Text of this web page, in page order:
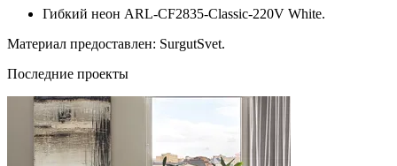
Гибкий неон ARL-CF2835-Classic-220V White.
Материал предоставлен: SurgutSvet.
Последние проекты